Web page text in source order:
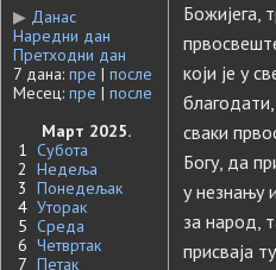
▶ Данас
Наредни дан
Претходни дан
7 дана: пре | после
Месец: пре | после
Март 2025.
1 Субота
2 Недеља
3 Понедељак
4 Уторак
5 Среда
6 Четвртак
7 Петак
Божијега,
који је у
сваки
Богу, да
у незнању
за народ,
присваја